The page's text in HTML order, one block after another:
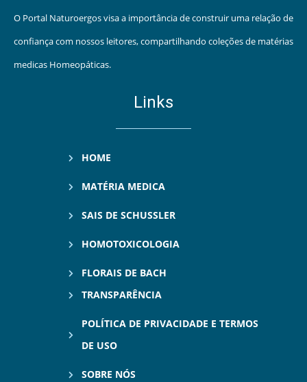
O Portal Naturoergos visa a importância de construir uma relação de
confiança com nossos leitores, compartilhando coleções de matérias
medicas Homeopáticas.
Links
HOME
MATÉRIA MEDICA
SAIS DE SCHUSSLER
HOMOTOXICOLOGIA
FLORAIS DE BACH
TRANSPARÊNCIA
POLÍTICA DE PRIVACIDADE E TERMOS
DE USO
SOBRE NÓS